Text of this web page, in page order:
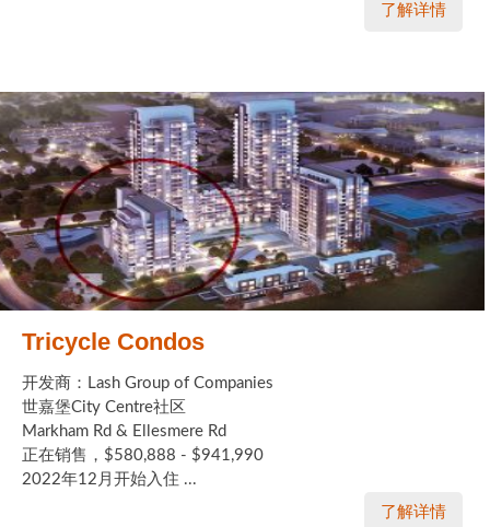
了解详情
Tricycle Condos
开发商：Lash Group of Companies
世嘉堡City Centre社区
Markham Rd & Ellesmere Rd
正在销售，$580,888 - $941,990
2022年12月开始入住 ...
了解详情